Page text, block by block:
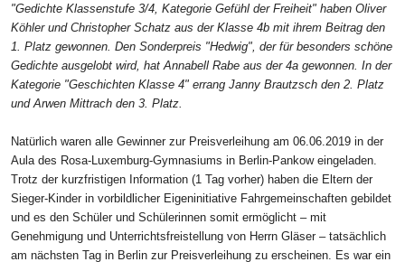
"Gedichte Klassenstufe 3/4, Kategorie Gefühl der Freiheit" haben Oliver
Köhler und Christopher Schatz aus der Klasse 4b mit ihrem Beitrag den
1. Platz gewonnen. Den Sonderpreis "Hedwig", der für besonders schöne
Gedichte ausgelobt wird, hat Annabell Rabe aus der 4a gewonnen. In der
Kategorie "Geschichten Klasse 4" errang Janny Brautzsch den 2. Platz
und Arwen Mittrach den 3. Platz.
Natürlich waren alle Gewinner zur Preisverleihung am 06.06.2019 in der
Aula des Rosa-Luxemburg-Gymnasiums in Berlin-Pankow eingeladen.
Trotz der kurzfristigen Information (1 Tag vorher) haben die Eltern der
Sieger-Kinder in vorbildlicher Eigeninitiative Fahrgemeinschaften gebildet
und es den Schüler und Schülerinnen somit ermöglicht – mit
Genehmigung und Unterrichtsfreistellung von Herrn Gläser – tatsächlich
am nächsten Tag in Berlin zur Preisverleihung zu erscheinen. Es war ein